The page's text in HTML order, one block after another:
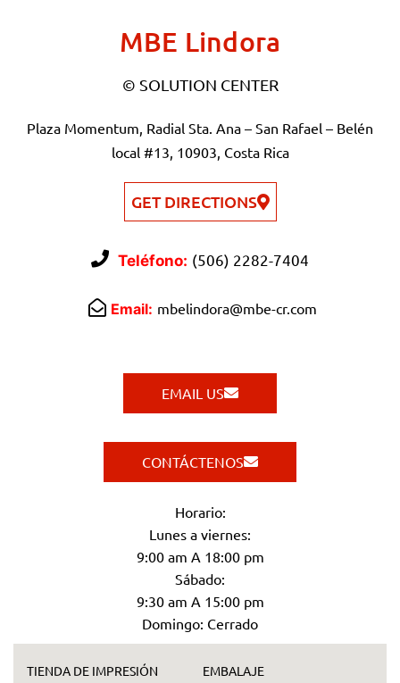
MBE Lindora
© SOLUTION CENTER
Plaza Momentum, Radial Sta. Ana – San Rafael – Belén
local #13, 10903, Costa Rica
GET DIRECTIONS
Teléfono: (506) 2282-7404
Email: mbelindora@mbe-cr.com
EMAIL US
CONTÁCTENOS
Horario:
Lunes a viernes:
9:00 am A 18:00 pm
Sábado:
9:30 am A 15:00 pm
Domingo: Cerrado
TIENDA DE IMPRESIÓN EMBALAJE